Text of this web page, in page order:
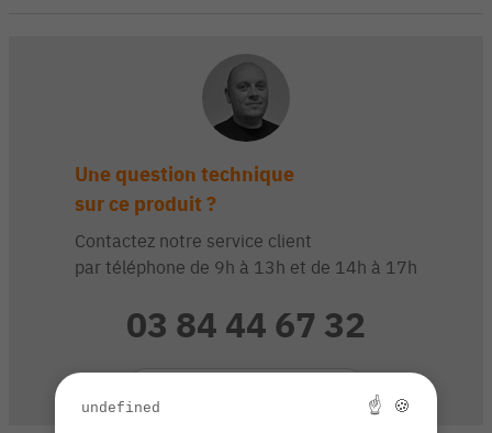
Une question technique
sur ce produit ?
Contactez notre service client
par téléphone de 9h à 13h et de 14h à 17h
03 84 44 67 32
undefined ☝ 🍪